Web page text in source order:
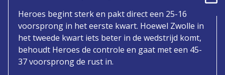
Heroes begint sterk en pakt direct een 25-16
voorsprong in het eerste kwart. Hoewel Zwolle in
het tweede kwart iets beter in de wedstrijd komt,
behoudt Heroes de controle en gaat met een 45-
37 voorsprong de rust in.